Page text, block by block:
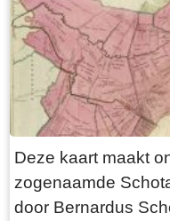
Deze kaart maakt
zogenaamde
door Bernardus